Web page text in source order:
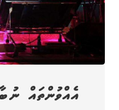
އެއްވުންތައް